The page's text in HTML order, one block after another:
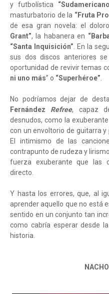
y futbolística
masturbatorio de la “Fruta
de esa gran novela: el
Grant”, la habanera en
“Santa Inquisición”. En la
sus dos discos anteriores
oportunidad de revivir temas
ni uno más” o “Superhéroe”.
No podríamos dejar de
Fernández Refree, capaz
desnudos, como la
con un envoltorio de guitarra
El intimismo de las
contrapunto de rudeza y
fuerza exuberante que las
directo.
Y hasta los errores, que, al
aprender aquello que no está
sentido en un conjunto tan
como cabría esperar desde
historia.